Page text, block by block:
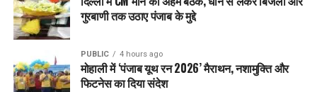
गुरबाणी तक उठाए पंजाब के मुद्दे
PUBLIC 4 hours ago
मोहाली में ‘पंजाब यूथ रन 2026’ मैराथन, नशामुक्ति और
फिटनेस का दिया संदेश